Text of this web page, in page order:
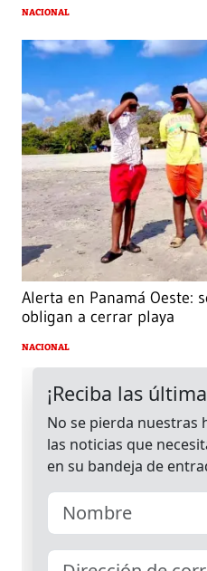
NACIONAL
Alerta en Panamá Oeste:
obligan a cerrar playa
NACIONAL